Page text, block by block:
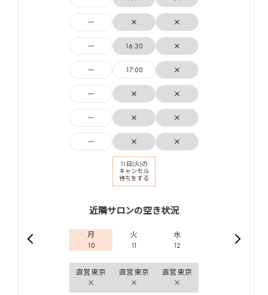
16:30
17:00
11日(火)の
キャンセル
待ちをする
近隣サロンの空き状況
月
10
直営東京
×
火
11
直営東京
×
水
12
直営東京
×